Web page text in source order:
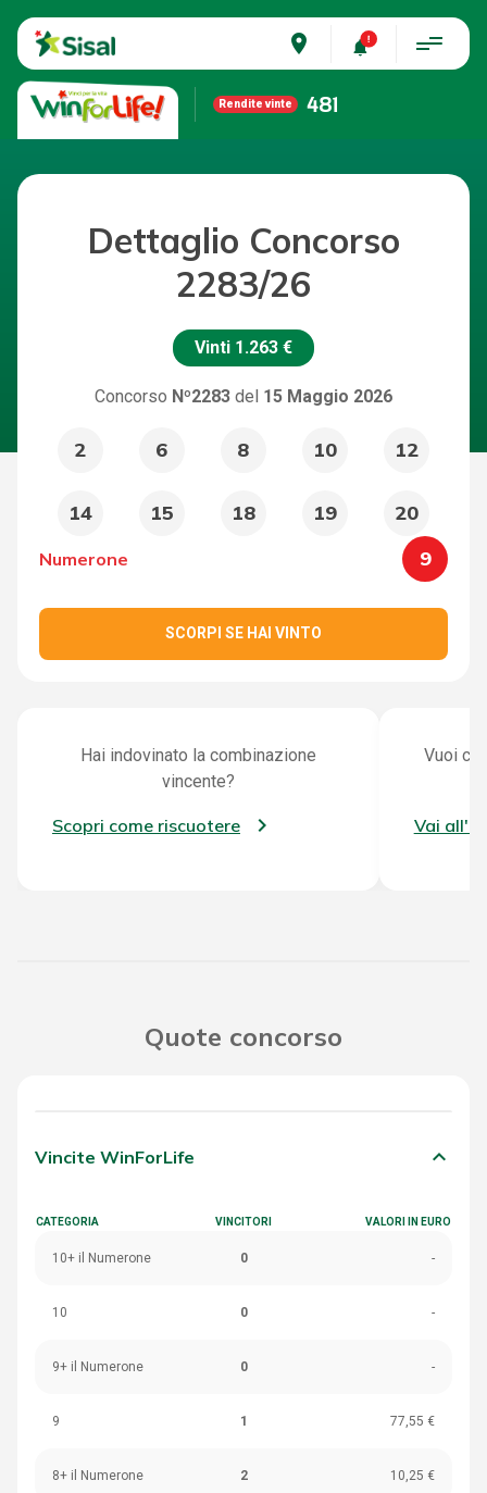
place
Rendite vinte 481
Dettaglio Concorso
2283/26
Vinti 1.263 €
Concorso Nº2283 del 15 Maggio 2026
2 6 8 10 12
14 15 18 19 20
Numerone 9
SCORPI SE HAI VINTO
Hai indovinato la combinazione
vincente?
Scopri come riscuotere
Vuoi
Vai
Quote concorso
Vincite WinForLife keyboard_arrow_down
CATEGORIA VINCITORI VALORI IN EURO
10+ il Numerone 0 -
10 0 -
9+ il Numerone 0 -
9 1 77,55 €
8+ il Numerone 2 10,25 €